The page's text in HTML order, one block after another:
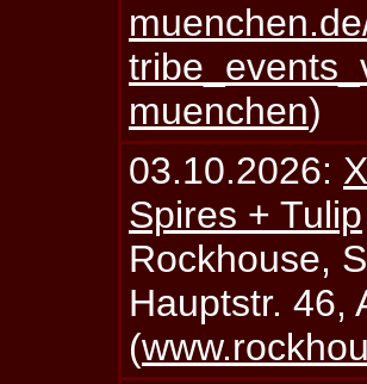
muenchen)
03.10.2026:
Spires + Tulip
Rockhouse,
Hauptstr. 46,
(